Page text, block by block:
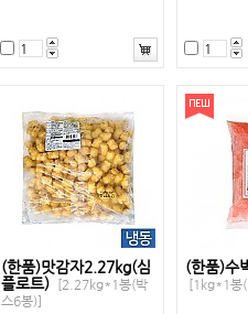
(한품)맛감자2.27kg(심
플로트)
[2.27kg*1봉(박
스6봉)]
(한품)수
[1kg*1봉(